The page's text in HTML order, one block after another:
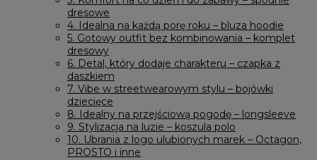
dresowe
4. Idealna na każdą porę roku – bluza hoodie
5. Gotowy outfit bez kombinowania – komplet
dresowy
6. Detal, który dodaje charakteru – czapka z
daszkiem
7. Vibe w streetwearowym stylu – bojówki
dziecięce
8. Idealny na przejściową pogodę – longsleeve
9. Stylizacja na luzie – koszula polo
10. Ubrania z logo ulubionych marek – Octagon,
PROSTO i inne